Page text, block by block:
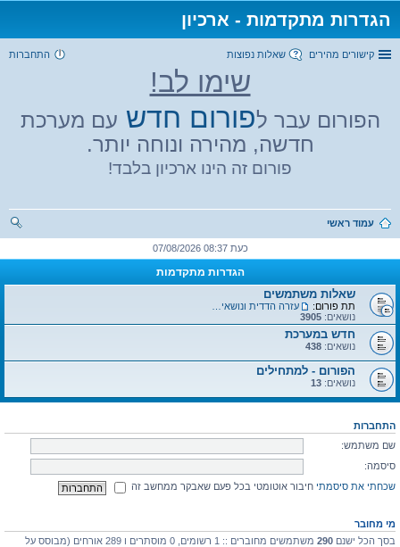
הגדרות מתקדמות - ארכיון
קישורים מהירים שאלות נפוצות התחברות
שימו לב!
הפורום עבר לפורום חדש עם מערכת
חדשה, מהירה ונוחה יותר.
פורום זה הינו ארכיון בלבד!
עמוד ראשי
כעת 08:37 07/08/2026
הגדרות מתקדמות
שאלות משתמשים
תת פורום:
נושאים: 3905
חדש במערכת
נושאים: 438
הפורום - למתחילים
נושאים: 13
התחברות
שם משתמש:
סיסמה:
שכחתי את סיסמתי חיבור אוטומטי בכל פעם שאבקר ממחשב זה
מי מחובר
בסך הכל ישנם 290
משתמשים מחוברים :: 1 רשומים, 0 מוסתרים ו 289 אורחים (מבוסס על